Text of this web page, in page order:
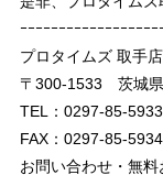
ｰｰｰｰｰｰｰｰｰｰｰｰｰｰｰｰｰｰ
プロタイムズ 取手
〒300-1533 茨城
TEL：0297-85-5933
FAX：0297-85-5934
お問い合わせ・無